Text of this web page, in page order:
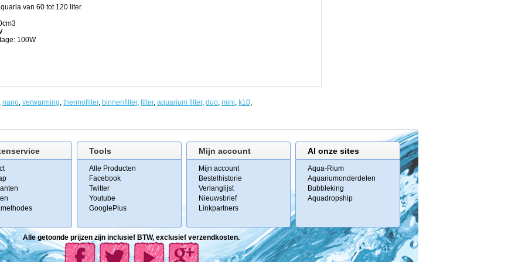
van 60 tot 120 liter
100W
, nano, verwarming, thermofilter, binnenfilter, filter, aquarium filter, duo, mini, k10,
Tools
Alle Producten
Facebook
Twitter
Youtube
GooglePlus
Mijn account
Mijn account
Bestelhistorie
Verlanglijst
Nieuwsbrief
Linkpartners
Al onze sites
Aqua-Rium
Aquariumonderdelen
Bubbleking
Aquadropship
Alle getoonde prijzen zijn inclusief BTW, exclusief verzendkosten.